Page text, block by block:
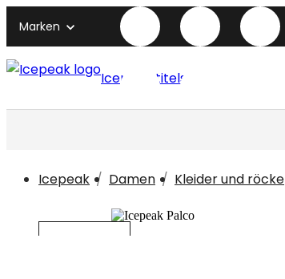
Marken
Icepeak titelseite
Icepeak Damen Kleider und röcke